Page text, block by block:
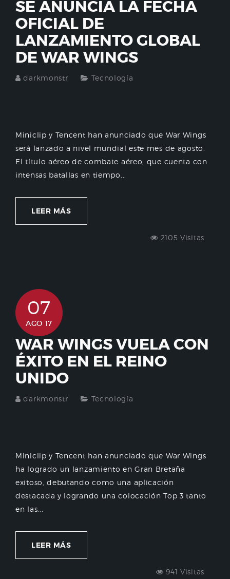
SE ANUNCIA LA FECHA
OFICIAL DE
LANZAMIENTO GLOBAL
DE WAR WINGS
darkmonstr Tecnología
Miniclip y Tencent han anunciado que War Wings
será lanzado a nivel mundial este mes de agosto.
El título aéreo de combate aéreo, que cuenta con
intensas batallas en tiempo...
LEER MÁS
2105 Visitas
07
AGO 17
WAR WINGS VUELA CON
ÉXITO EN EL REINO
UNIDO
darkmonstr Tecnología
Miniclip y Tencent han anunciado que War Wings
ha logrado un lanzamiento en Gran Bretaña
exitoso, debutando como una aplicación
destacada y logrando una colocación Top 3 tanto
en las...
LEER MÁS
941 Visitas